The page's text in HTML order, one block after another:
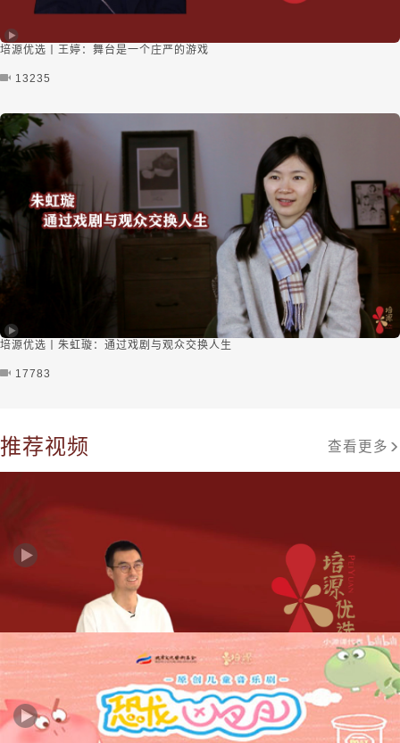
培源优选丨王婷：舞台是一个庄严的游戏
13235
培源优选丨朱虹璇：通过戏剧与观众交换人生
17783
推荐视频 查看更多